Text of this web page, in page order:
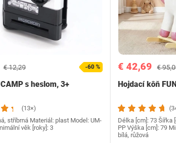
€ 12,29 -60 %
s heslom, 3+
(13×)
stříbrná Materiál: plast Model: UM-
věk [roky]: 3
€ 42,69 €
Hojdací kôň
Délka [cm]: 73 Šířka
PP Výška [cm]: 79
bílá, růžová